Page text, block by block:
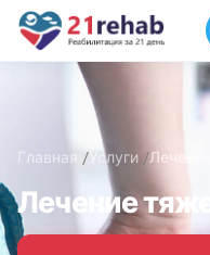
Главная Услуги
Лечение